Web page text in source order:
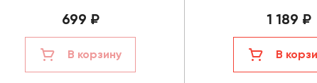
699 ₽
В корзину
1 189 ₽
В